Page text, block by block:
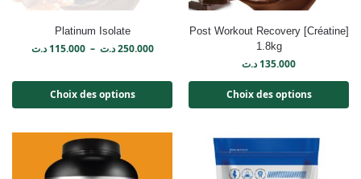
Platinum Isolate
115.000 د.ت – 250.000 د.ت
Choix des options
Post Workout Recovery [Créatine]
1.8kg
135.000 د.ت
Choix des options